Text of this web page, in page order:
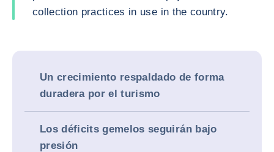
collection practices in use in the country.
Un crecimiento respaldado de forma
duradera por el turismo
Los déficits gemelos seguirán bajo
presión